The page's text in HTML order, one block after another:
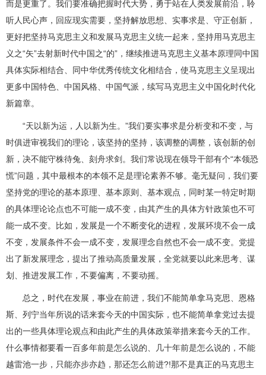
而是更重了。我们要准确把握时代大势，勇于站在人类发展前沿，聆
听人民心声，回应现实需要，坚持解放思想、实事求是、守正创新，
更好把坚持马克思主义和发展马克思主义统一起来，坚持用马克思主
义之“矢”去射新时代中国之“的”，继续推进马克思主义基本原理同中国
具体实际相结合、同中华优秀传统文化相结合，使马克思主义呈现出
更多中国特色、中国风格、中国气派，续写马克思主义中国化时代化
新篇章。
“天以新为运，人以新为生。”我们要实事求是分析变和不变，与
时俱进审视我们的理论，该坚持的坚持，该调整的调整，该创新的创
新，决不能守株待兔、刻舟求剑。我们常说现在领导干部有个“本领恐
慌”问题，其中最根本的本领不足是理论素养不够。毫无疑问，我们要
坚持党的理论的基本原理、基本原则、基本观点，同时某一特定时期
的具体理论论点也不可能一成不变，由其产生的具体方针政策也不可
能一成不变。比如，发展是一个不断变化的进程，发展环境不会一成
不变，发展条件不会一成不变，发展理念自然也不会一成不变。党提
出了新发展理念，提出了推动高质量发展，全党就要以此来思考、谋
划、推进发展工作，不要偏离，不要动摇。
总之，时代在发展，事业在前进，我们不能简单拿马克思、恩格
斯、列宁当年所说的话来套今天的中国实际，也不能简单拿党过去提
出的一些具体理论观点和由此产生的具体政策举措来套今天的工作。
什么事情都要看一百多年前是怎么说的、几十年前是怎么说的，不能
越雷池一步，只能亦步亦趋，那还怎么前进?!那不是真正的马克思主